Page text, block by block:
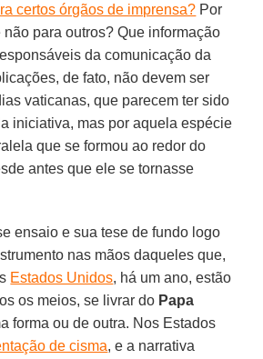
certos órgãos de imprensa? Por
para outros? Que informação
da comunicação da
de fato, não devem ser
vaticanas, que parecem ter sido
iniciativa, mas por aquela espécie
que se formou ao redor do
antes que ele se tornasse
ensaio e sua tese de fundo logo
nas mãos daqueles que,
Estados Unidos, há um ano, estão
os meios, se livrar do Papa
forma ou de outra. Nos Estados
de cisma, e a narrativa